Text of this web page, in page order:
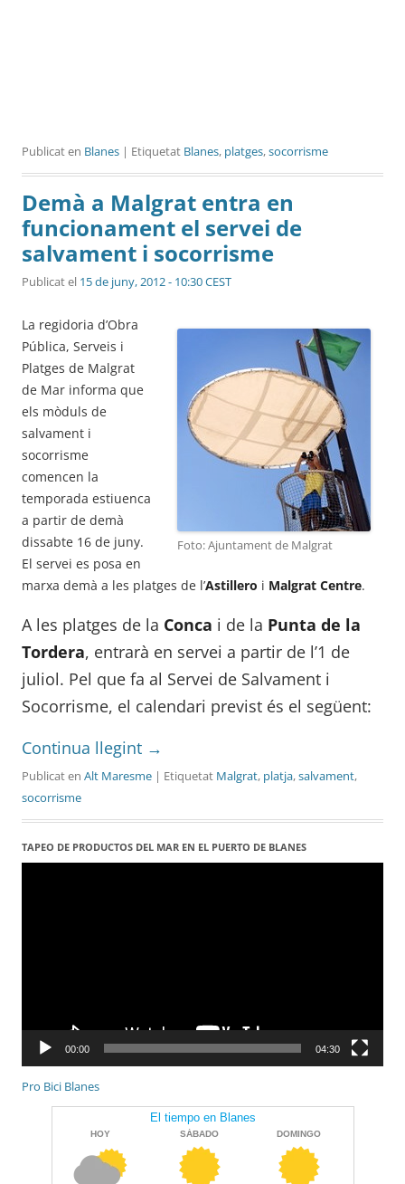
Publicat en Blanes | Etiquetat Blanes, platges,socorrisme
Demà a Malgrat entra en
funcionament el servei de
salvament i socorrisme
Publicat el 15 de juny, 2012 - 10:30 CEST
Foto: Ajuntament de Malgrat
La regidoria d’Obra
Pública, Serveis i
Platges de Malgrat
de Mar informa que
els mòduls de
salvament i
socorrisme
comencen la
temporada estiuenca
a partir de demà
dissabte 16 de juny.
El servei es posa en
marxa demà a les platges de l’Astillero i Malgrat Centre.
A les platges de la Conca i de la Punta de la
Tordera, entrarà en servei a partir de l’1 de
juliol. Pel que fa al Servei de Salvament i
Socorrisme, el calendari previst és el següent:
Continua llegint →
Publicat en Alt Maresme | Etiquetat Malgrat, platja,salvament,
socorrisme
TAPEO DE PRODUCTOS DEL MAR EN EL PUERTO DE BLANES
Reproductor
00:00 04:30
Pro Bici Blanes